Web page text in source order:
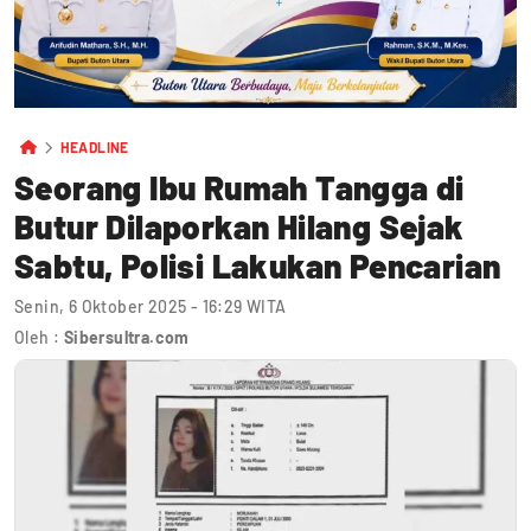
HEADLINE
Seorang Ibu Rumah Tangga di
Butur Dilaporkan Hilang Sejak
Sabtu, Polisi Lakukan Pencarian
Senin, 6 Oktober 2025 - 16:29 WITA
Oleh : Sibersultra.com